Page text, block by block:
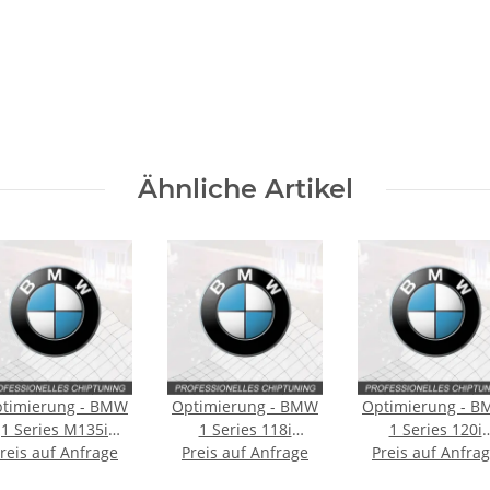
Ähnliche Artikel
- BMW
1 Series M135i
F21 [Facelift]
auf Anfrage
Optimierung - BMW
1 Series 118i
Typ:F20/F21 [Facelift]
Preis auf Anfrage
Optimierung -
1 Series 120i
Typ:F20/F21
Preis auf